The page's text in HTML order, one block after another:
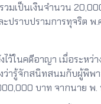
มเป็นเงินจำนวน
าบปรามการทุจริต พ.ศ
นคดีอาญา เมื่อระหว่า
ว่ารู้จักสนิทสนมกับผู้พิพ
บาท จากนาย